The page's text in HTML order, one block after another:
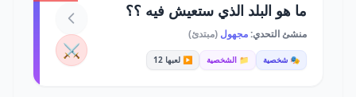
ما هو البلد الذي ستعيش فيه ؟؟
منشئ التحدي:مجهول (مبتدئ)
🎭 شخصية 📁 الشخصية ▶️ لعبها 12 ⚔️